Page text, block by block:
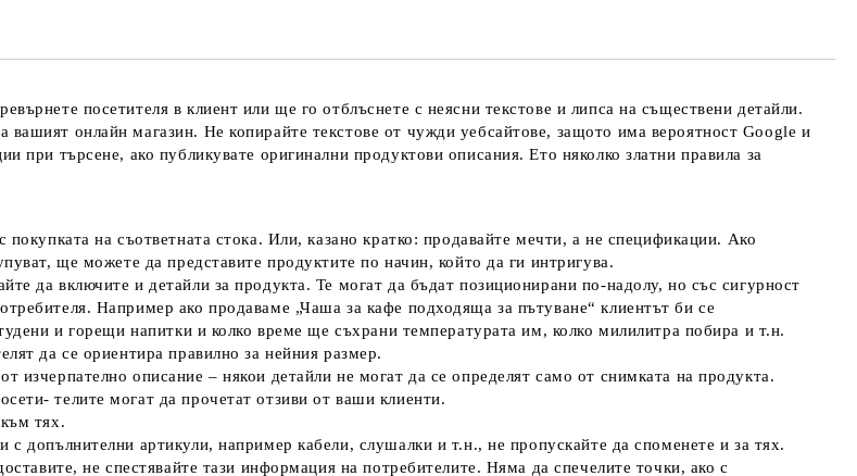
посетителя в клиент или ще го отблъснете с неясни текстове и липса на съществени детайли.
онлайн магазин. Не копирайте текстове от чужди уебсайтове, защото има вероятност Google и
при търсене, ако публикувате оригинални продуктови описания. Ето няколко златни правила за
на съответната стока. Или, казано кратко: продавайте мечти, а не спецификации. Ако
ще можете да представите продуктите по начин, който да ги интригува.
да включите и детайли за продукта. Те могат да бъдат позиционирани по-надолу, но със сигурност
Например ако продаваме „Чаша за кафе подходяща за пътуване“ клиентът би се
и горещи напитки и колко време ще съхрани температурата им, колко милилитра побира и т.н.
да се ориентира правилно за нейния размер.
изчерпателно описание – някои детайли не могат да се определят само от снимката на продукта.
телите могат да прочетат отзиви от ваши клиенти.
тях.
с допълнителни артикули, например кабели, слушалки и т.н., не пропускайте да споменете и за тях.
не спестявайте тази информация на потребителите. Няма да спечелите точки, ако с